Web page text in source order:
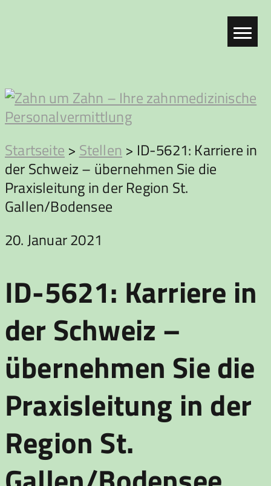
Zahn
um
Zahn
Startseite > Stellen > ID-5621: Karriere in
der Schweiz – übernehmen Sie die
Praxisleitung in der Region St.
Gallen/Bodensee
20. Januar 2021
ID-5621: Karriere in
der Schweiz –
übernehmen Sie die
Praxisleitung in der
Region St.